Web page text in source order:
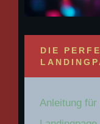
DIE
Anleitung